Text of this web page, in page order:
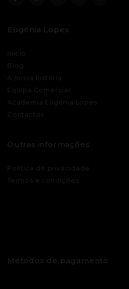
Eugénia Lopes
Início
Blog
A nossa história
Equipa Comercial
Academia Eugénia Lopes
Contactos
Outras informações
Política de privacidade
Termos e condições
Métodos de pagamento